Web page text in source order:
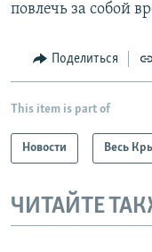
повлечь за собой
Поделиться
This item is part of
Новости Весь
ЧИТАЙТЕ